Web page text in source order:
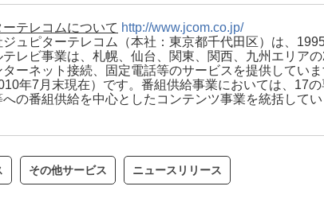
ーテレコムについて http://www.jcom.co.jp/
ュピターテレコム（本社：東京都千代田区）は、
レビ事業は、札幌、仙台、関東、関西、九州エリア
ーネット接続、固定電話等のサービスを提供してい
年7月末現在）です。番組供給事業においては、17
への番組供給を中心としたコンテンツ事業を統括して
その他サービス ニュースリリース